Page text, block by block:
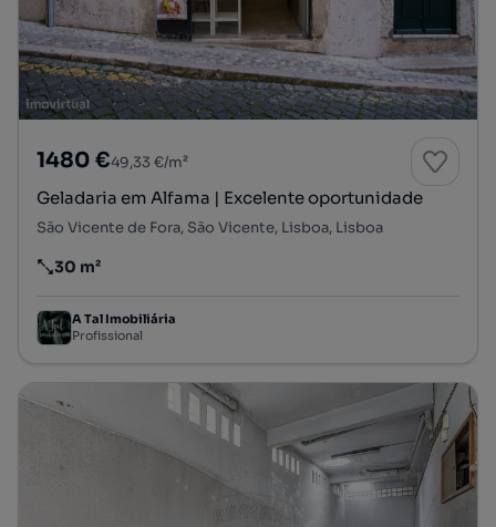
1480 €49,33 €/m²
Geladaria em Alfama | Excelente oportunidade
São Vicente de Fora, São Vicente, Lisboa, Lisboa
Preço por metro quadrado
30 m²
A Tal Imobiliária
Profissional